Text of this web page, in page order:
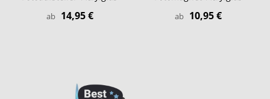
ab 14,95 € ab 10,95 €